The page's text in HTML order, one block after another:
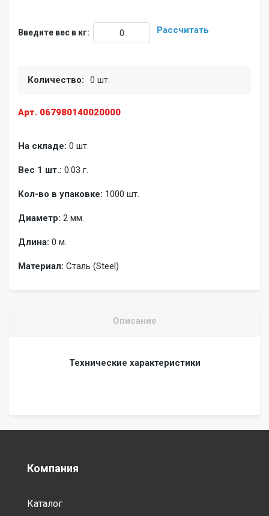
Арт. 067980140020000
На складе: 0 шт.
Вес 1 шт.: 0.03 г.
Кол-во в упаковке: 1000 шт.
Диаметр: 2 мм.
Длина: 0 м.
Материал: Сталь (Steel)
Введите вес в кг: Рассчитать
Количество: 0 шт.
Описание
Технические характеристики
Компания
Каталог